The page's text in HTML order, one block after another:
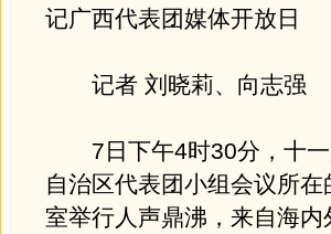
记广西代表团媒体开放日
记者 刘晓莉、向志强
7日下午4时30分，十一
自治区代表团小组会议所
室举行人声鼎沸，来自海